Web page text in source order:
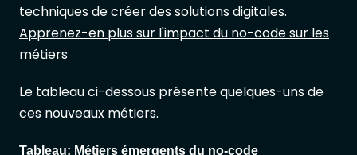
techniques de créer des solutions digitales.
Apprenez-en plus sur l'impact du no-code sur les
métiers
Le tableau ci-dessous présente quelques-uns de
ces nouveaux métiers.
Tableau: Métiers émergents du no-code